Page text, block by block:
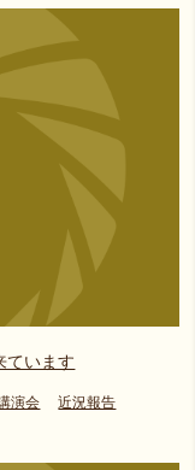
ています
演会 近況報告